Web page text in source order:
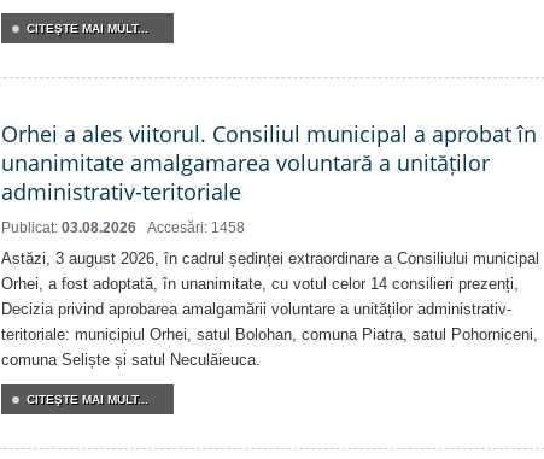
CITEŞTE MAI MULT...
Orhei a ales viitorul. Consiliul municipal a aprobat în
unanimitate amalgamarea voluntară a unităților
administrativ-teritoriale
Publicat: 03.08.2026 Accesări: 1458
Astăzi, 3 august 2026, în cadrul ședinței extraordinare a Consiliului municipal
Orhei, a fost adoptată, în unanimitate, cu votul celor 14 consilieri prezenți,
Decizia privind aprobarea amalgamării voluntare a unităților administrativ-
teritoriale: municipiul Orhei, satul Bolohan, comuna Piatra, satul Pohorniceni,
comuna Seliște și satul Neculăieuca.
CITEŞTE MAI MULT...